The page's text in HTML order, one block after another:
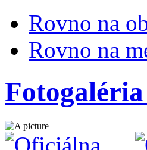
Rovno na
Rovno na